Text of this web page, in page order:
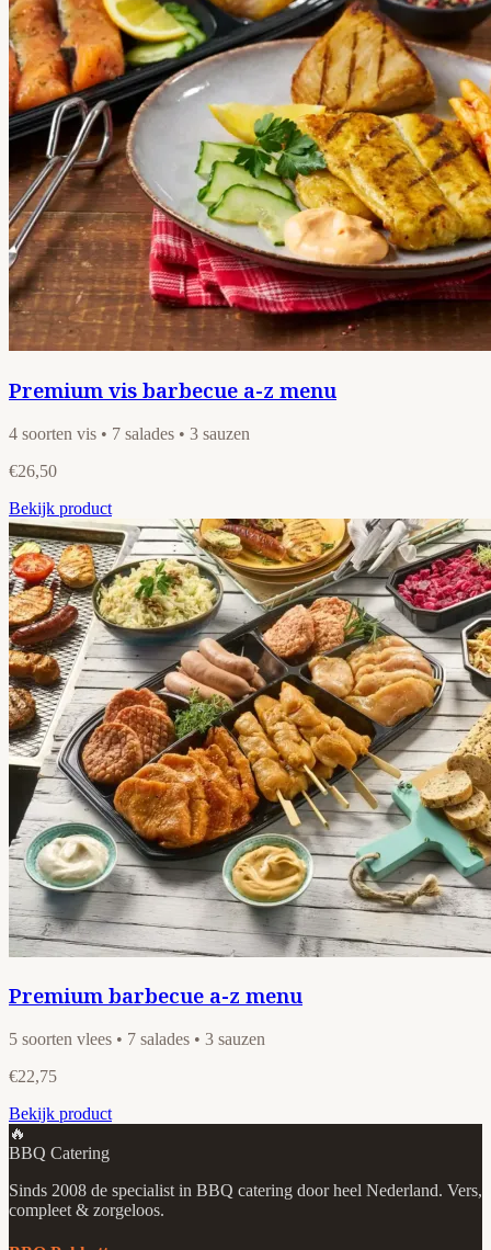
Premium vis barbecue a-z menu
4 soorten vis • 7 salades • 3 sauzen
€26,50
Bekijk product
Premium barbecue a-z menu
5 soorten vlees • 7 salades • 3 sauzen
€22,75
Bekijk product
🔥
BBQ Catering
Sinds 2008 de specialist in BBQ catering door heel Nederland. Vers,
compleet & zorgeloos.